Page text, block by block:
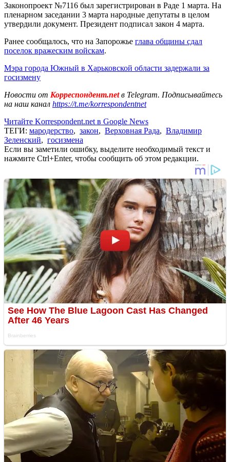
Законопроект №7116 был зарегистрирован в Раде 1 марта. На
пленарном заседании 3 марта народные депутаты в целом
утвердили документ. Президент подписал закон 4 марта.
Ранее сообщалось, что на Запорожье глава общины сдал
поселок вражеским войскам.
Мэра города Южный в Харьковской области задержали за
госизмену
Новости от Корреспондент.netв Telegram. Подписывайтесь
на наш канал https://t.me/korrespondentnet
Читайте Korrespondent.net в Google News
ТЕГИ: мародерство, закон, Верховная Рада, Владимир
Зеленский, госизмена
Если вы заметили ошибку, выделите необходимый текст и
нажмите Ctrl+Enter, чтобы сообщить об этом редакции.